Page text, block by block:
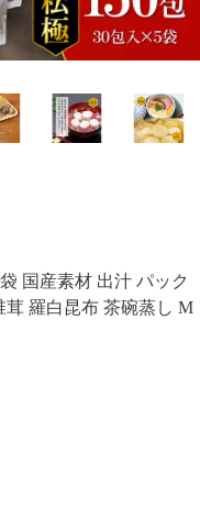
国産素材 出汁 パック
羅白昆布 茶碗蒸し M